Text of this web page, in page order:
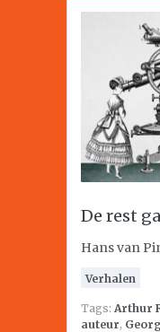
De rest
Hans van
Verhalen
Tags: Arthur
auteur,